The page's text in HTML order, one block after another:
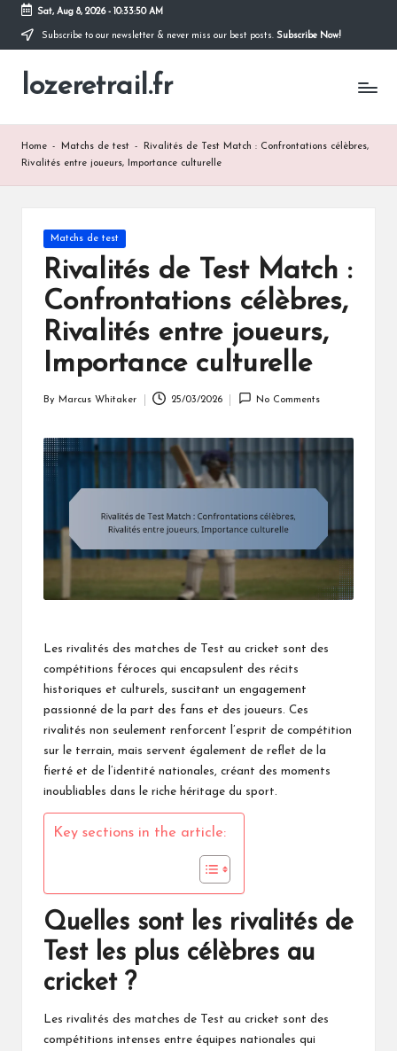
Skip
content
Sat, Aug 8, 2026- 10:33:51 AM
Subscribe to our newsletter & never miss our best posts. Subscribe Now!
lozeretrail.fr
Home - Matchs de test -
Rivalités de Test Match : Confrontations célèbres,
Rivalités entre joueurs, Importance culturelle
Posted
in
Matchs de test
Rivalités de Test Match :
Confrontations célèbres,
Rivalités entre joueurs,
Importance culturelle
By Marcus Whitaker 25/03/2026 No Comments
Les rivalités des matches de Test au cricket sont des
compétitions féroces qui encapsulent des récits
historiques et culturels, suscitant un engagement
passionné de la part des fans et des joueurs. Ces
rivalités non seulement renforcent l’esprit de compétition
sur le terrain, mais servent également de reflet de la
fierté et de l’identité nationales, créant des moments
inoubliables dans le riche héritage du sport.
Key sections in the article:
Quelles sont les rivalités de
Test les plus célèbres au
cricket ?
Les rivalités des matches de Test au cricket sont des
compétitions intenses entre équipes nationales qui